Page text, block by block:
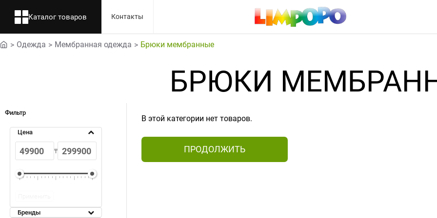
Каталог товаров Контакты
БРЮКИ
Одежда Мембранная одежда Брюки мембранные
Фильтр
Цена
₸
Бренды
В этой категории нет товаров.
ПРОДОЛЖИТЬ